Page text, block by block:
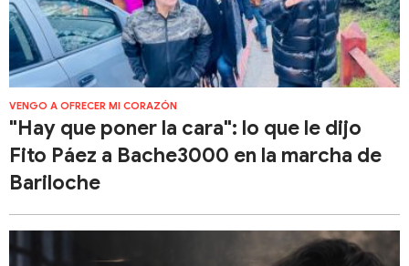
VENGO A OFRECER MI CORAZÓN
"Hay que poner la cara": lo que le dijo
Fito Páez a Bache3000 en la marcha de
Bariloche